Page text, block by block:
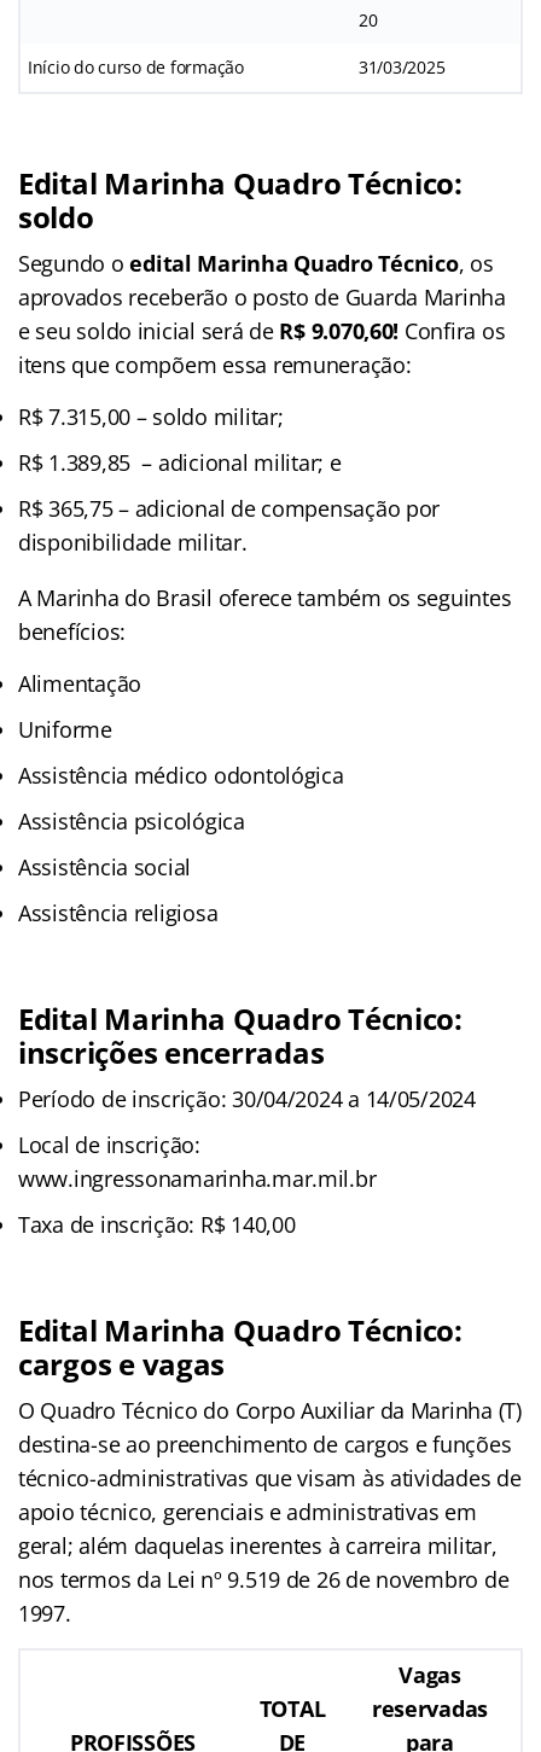
20
Início do curso de formação 31/03/2025
Edital Marinha Quadro Técnico:
soldo
Segundo oedital Marinha QuadroTécnico, os
aprovados receberão o posto de Guarda Marinha
e seu soldo inicial será de R$ 9.070,60! Confira os
itens que compõem essa remuneração:
R$ 7.315,00 – soldo militar;
R$ 1.389,85 – adicional militar; e
R$ 365,75 – adicional de compensação por
disponibilidade militar.
A Marinha do Brasil oferece também os seguintes
benefícios:
Alimentação
Uniforme
Assistência médico odontológica
Assistência psicológica
Assistência social
Assistência religiosa
Edital Marinha Quadro Técnico:
inscrições encerradas
Período de inscrição: 30/04/2024 a 14/05/2024
Local de inscrição:
www.ingressonamarinha.mar.mil.br
Taxa de inscrição: R$ 140,00
Edital Marinha Quadro Técnico:
cargos e vagas
O Quadro Técnico do Corpo Auxiliar da Marinha (T)
destina-se ao preenchimento de cargos e funções
técnico-administrativas que visam às atividades de
apoio técnico, gerenciais e administrativas em
geral; além daquelas inerentes à carreira militar,
nos termos da Lei nº 9.519 de 26 de novembro de
1997.
PROFISSÕES
TOTAL
DE
Vagas
reservadas
para